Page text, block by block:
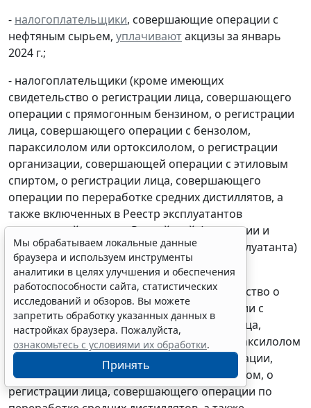
- налогоплательщики, совершающие операции с
нефтяным сырьем, уплачиваютакцизы за январь
2024 г.;
- налогоплательщики (кроме имеющих
свидетельство о регистрации лица, совершающего
операции с прямогонным бензином, о регистрации
лица, совершающего операции с бензолом,
параксилолом или ортоксилолом, о регистрации
организации, совершающей операции с этиловым
спиртом, о регистрации лица, совершающего
операции по переработке средних дистиллятов, а
также включенных в Реестр эксплуатантов
гражданской авиации Российской Федерации и
имеющих сертификат (свидетельство) эксплуатанта)
уплачиваютакцизы за январь 2024 г.;
- налогоплательщики, имеющие свидетельство о
регистрации лица, совершающего операции с
прямогонным бензином, о регистрации лица,
совершающего операции с бензолом, параксилолом
или ортоксилолом, о регистрации организации,
совершающей операции с этиловым спиртом, о
регистрации лица, совершающего операции по
Мы обрабатываем локальные данные
браузера и используем инструменты
аналитики в целях улучшения и обеспечения
работоспособности сайта, статистических
исследований и обзоров. Вы можете
запретить обработку указанных данных в
настройках браузера. Пожалуйста,
ознакомьтесь с условиями их обработки.
Принять